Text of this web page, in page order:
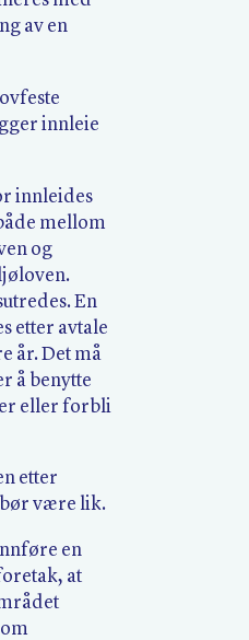
av en
innleie
innleides
mellom
og
En
etter avtale
år. Det må
å benytte
eller forbli
etter
bør være lik.
en
at